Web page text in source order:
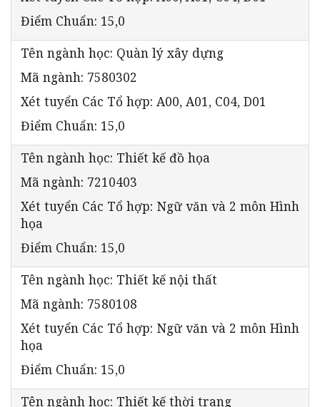
Điểm Chuẩn: 15,0
Tên ngành học: Quàn lý xây dựng
Mã ngành: 7580302
Xét tuyển Các Tổ hợp: A00, A01, C04, D01
Điểm Chuẩn: 15,0
Tên ngành học: Thiết kế đồ họa
Mã ngành: 7210403
Xét tuyển Các Tổ hợp: Ngữ văn và 2 môn Hình
họa
Điểm Chuẩn: 15,0
Tên ngành học: Thiết kế nội thất
Mã ngành: 7580108
Xét tuyển Các Tổ hợp: Ngữ văn và 2 môn Hình
họa
Điểm Chuẩn: 15,0
Tên ngành học: Thiết kế thời trang